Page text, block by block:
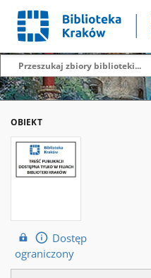
OBIEKT
Dostęp
ograniczony